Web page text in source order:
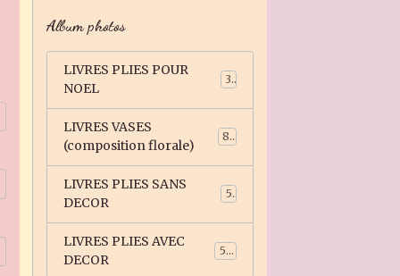
Album photos
LIVRES PLIES POUR
NOEL
3
LIVRES VASES
(composition florale)
81
LIVRES PLIES SANS
DECOR
5
LIVRES PLIES AVEC
DECOR
59